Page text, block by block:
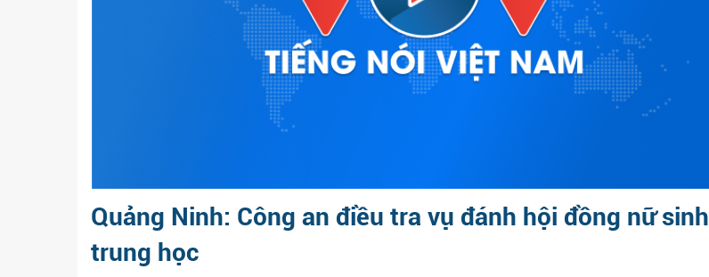
Quảng Ninh: Công an điều tra vụ đánh hội đồng nữ sinh
trung học